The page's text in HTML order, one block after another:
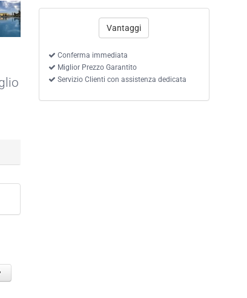
Vantaggi
Conferma immediata
Miglior Prezzo Garantito
Servizio Clienti con assistenza dedicata